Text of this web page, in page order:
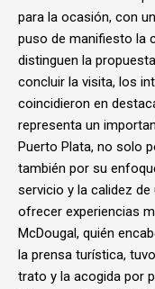
para la ocasión, con
puso de manifiesto la
distinguen la
concluir la visita, los
coincidieron en
representa un
Puerto Plata, no solo
también por su
servicio y la calidez
ofrecer experiencias
McDougal, quién
la prensa turística,
trato y la acogida por